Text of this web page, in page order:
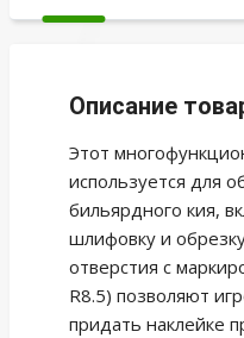
Описание
Этот
используется для
бильярдного кия,
шлифовку и
отверстия с
R8.5) позволяют
придать наклейке